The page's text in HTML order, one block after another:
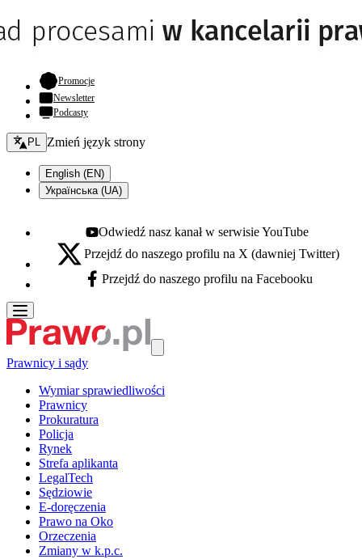
Promocje- otwiera się w nowej karcie
Newsletter
Podcasty
Zmień język - bieżący:
PL Zmień język strony
English (EN)
Українська (UA)
Youtube - otwiera się w nowej karcie
Odwiedź nasz kanał w serwisie YouTube
X - otwiera się w nowej karcie
Przejdź do naszego profilu na X (dawniej Twitter)
Facebook - otwiera się w nowej karcie
Przejdź do naszego profilu na Facebooku
Prawnicy i sądy
Wymiar sprawiedliwości
Prawnicy
Prokuratura
Policja
Rynek
Strefa aplikanta
LegalTech
Sędziowie
E-doręczenia
Prawo na Oko
Orzeczenia
Zmiany w k.p.c.